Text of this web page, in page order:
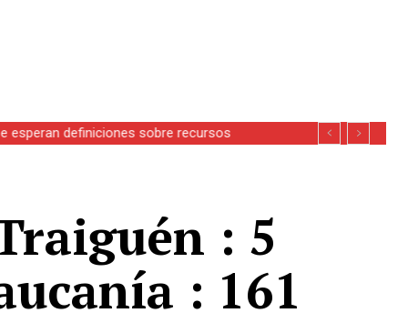
esperan definiciones sobre recursos
: 5
: 161